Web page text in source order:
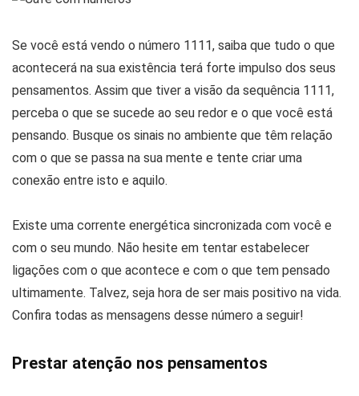
Se você está vendo o número 1111, saiba que tudo o que
acontecerá na sua existência terá forte impulso dos seus
pensamentos. Assim que tiver a visão da sequência 1111,
perceba o que se sucede ao seu redor e o que você está
pensando. Busque os sinais no ambiente que têm relação
com o que se passa na sua mente e tente criar uma
conexão entre isto e aquilo.
Existe uma corrente energética sincronizada com você e
com o seu mundo. Não hesite em tentar estabelecer
ligações com o que acontece e com o que tem pensado
ultimamente. Talvez, seja hora de ser mais positivo na vida.
Confira todas as mensagens desse número a seguir!
Prestar atenção nos pensamentos